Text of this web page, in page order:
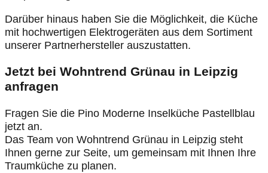
Darüber hinaus haben Sie die Möglichkeit, die Küche
mit hochwertigen Elektrogeräten aus dem Sortiment
unserer Partnerhersteller auszustatten.
Jetzt bei Wohntrend Grünau in Leipzig
anfragen
Fragen Sie die Pino Moderne Inselküche Pastellblau
jetzt an.
Das Team von Wohntrend Grünau in Leipzig steht
Ihnen gerne zur Seite, um gemeinsam mit Ihnen Ihre
Traumküche zu planen.